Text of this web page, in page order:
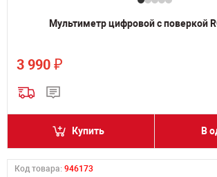
Мультиметр цифровой с поверкой
3 990 ₽
Купить В
Код товара: 946173